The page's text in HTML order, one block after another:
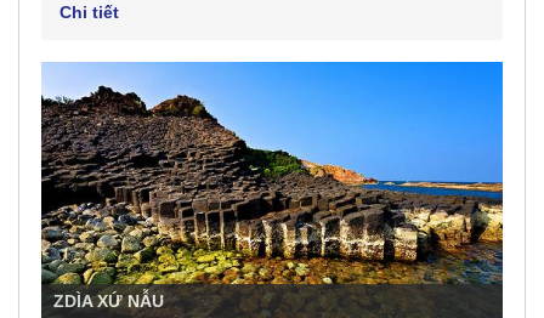
Chi tiết
ZDÌA XỨ NẪU